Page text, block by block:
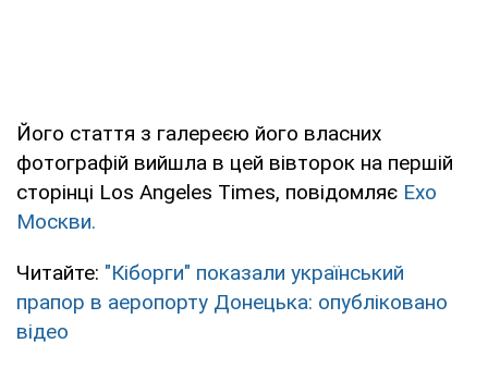
Його стаття з галереєю його власних
фотографій вийшла в цей вівторок на першій
сторінці Los Angeles Times, повідомляє Ехо
Москви.
Читайте: "Кіборги" показали український
прапор в аеропорту Донецька: опубліковано
відео